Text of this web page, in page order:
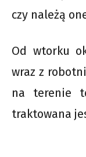
czy należą
Od wtorku
wraz z
na terenie
traktowana